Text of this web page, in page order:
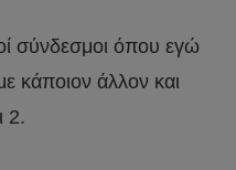
σύνδεσμοι όπου εγώ
κάποιον άλλον και
2.